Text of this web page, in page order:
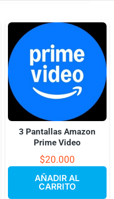
3 Pantallas Amazon
Prime Video
$20.000
AÑADIR AL
CARRITO